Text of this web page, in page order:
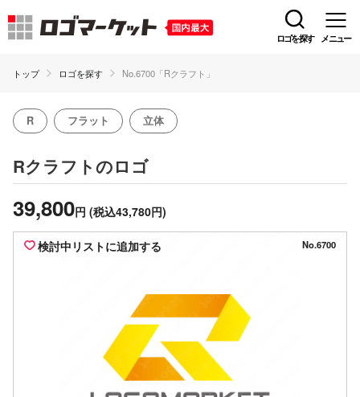
ロゴを探す メニュー
トップ ロゴを探す No.6700「Rクラフト」
R フラット 立体
Rクラフトのロゴ
39,800円 (税込43,780円)
検討中リストに追加する No.6700